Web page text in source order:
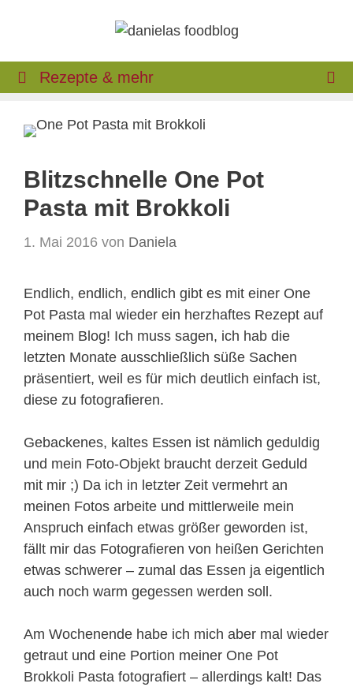
Rezepte & mehr
Blitzschnelle One Pot
Pasta mit Brokkoli
1. Mai 2016 von Daniela
Endlich, endlich, endlich gibt es mit einer One
Pot Pasta mal wieder ein herzhaftes Rezept auf
meinem Blog! Ich muss sagen, ich hab die
letzten Monate ausschließlich süße Sachen
präsentiert, weil es für mich deutlich einfach ist,
diese zu fotografieren.
Gebackenes, kaltes Essen ist nämlich geduldig
und mein Foto-Objekt braucht derzeit Geduld
mit mir ;) Da ich in letzter Zeit vermehrt an
meinen Fotos arbeite und mittlerweile mein
Anspruch einfach etwas größer geworden ist,
fällt mir das Fotografieren von heißen Gerichten
etwas schwerer – zumal das Essen ja eigentlich
auch noch warm gegessen werden soll.
Am Wochenende habe ich mich aber mal wieder
getraut und eine Portion meiner One Pot
Brokkoli Pasta fotografiert – allerdings kalt! Das